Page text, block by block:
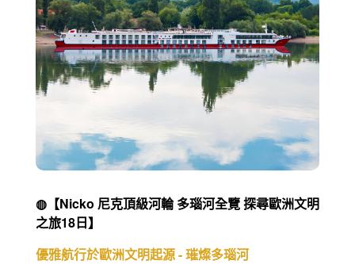
◍【Nicko 尼克頂級河輪 多瑙河全覽 探尋歐洲文明
之旅18日】
優雅航行於歐洲文明起源 - 璀燦多瑙河